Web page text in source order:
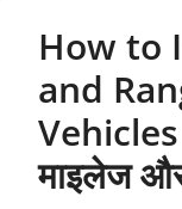
How to
and
Vehicles
माइलेज